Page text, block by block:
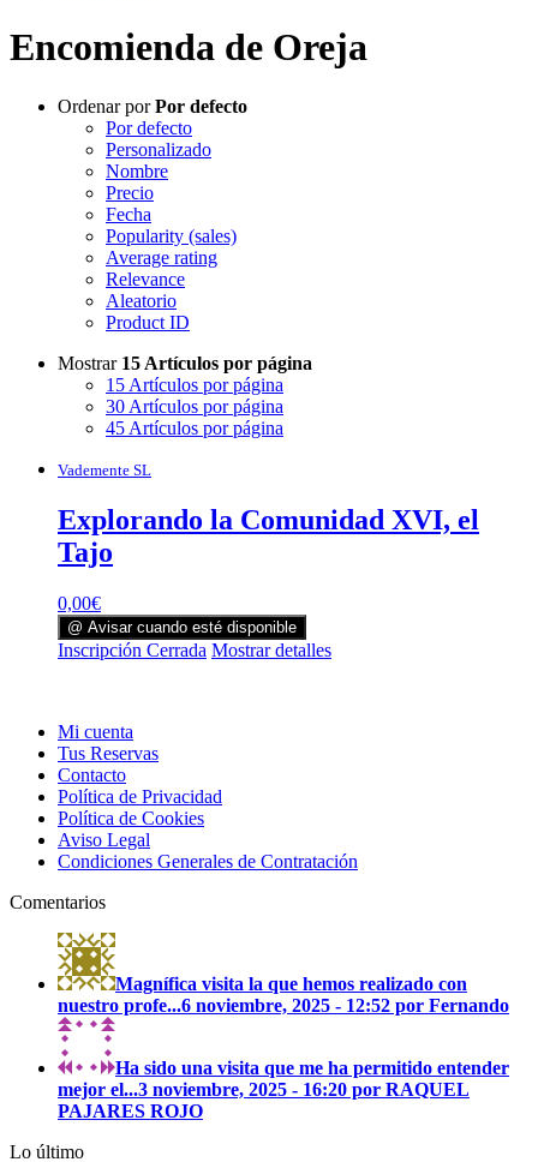
Encomienda de Oreja
Ordenar porPor defecto
Por defecto
Personalizado
Nombre
Precio
Fecha
Popularity (sales)
Average rating
Relevance
Aleatorio
Product ID
Mostrar 15 Artículos por página
15 Artículos por página
30 Artículos por página
45 Artículos por página
Vademente SL
Explorando la Comunidad XVI, el
Tajo
0,00€
@ Avisar cuando esté disponible
Inscripción Cerrada Mostrar detalles
Mi cuenta
Tus Reservas
Contacto
Política de Privacidad
Política de Cookies
Aviso Legal
Condiciones Generales de Contratación
Comentarios
Magnífica visita la que hemos realizado con
nuestro profe...6 noviembre, 2025 - 12:52 por Fernando
Ha sido una visita que me ha permitido entender
mejor el...3 noviembre, 2025 - 16:20 por RAQUEL
PAJARES ROJO
Lo último